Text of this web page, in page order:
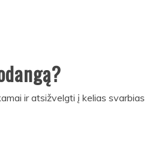
ir atsižvelgti į kelias svarbias